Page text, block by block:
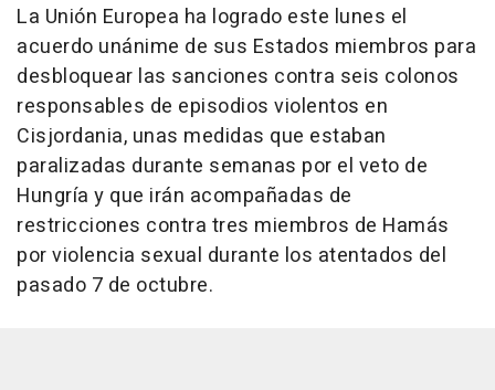
La Unión Europea ha logrado este lunes el
acuerdo unánime de sus Estados miembros para
desbloquear las sanciones contra seis colonos
responsables de episodios violentos en
Cisjordania, unas medidas que estaban
paralizadas durante semanas por el veto de
Hungría y que irán acompañadas de
restricciones contra tres miembros de Hamás
por violencia sexual durante los atentados del
pasado 7 de octubre.